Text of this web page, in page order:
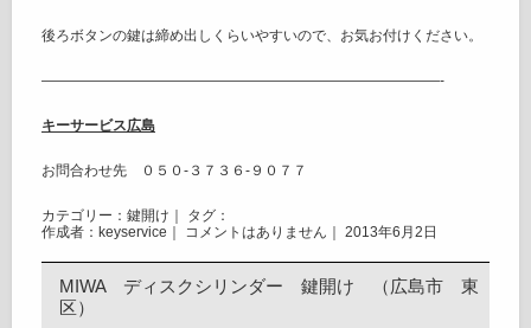
後ろボタンの鍵は締め出しくらいやすいので、お気お付けください。
————————————————————————————-
キーサービス広島
お問合わせ先 ０５０-３７３６-９０７７
カテゴリー： 鍵開け ｜ タグ：
作成者：keyservice｜ コメントはありません ｜ 2013年6月2日
MIWA ディスクシリンダー 鍵開け （広島市 東
区）